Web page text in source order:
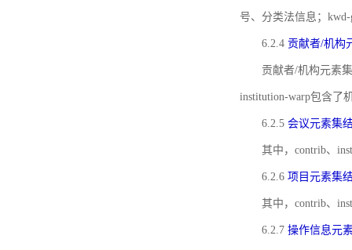
号、分类法信息；
6.2.4 贡献者/机构
贡献者/机构元素
institution-warp包含了
6.2.5 会议元素集
其中，contrib、
6.2.6 项目元素集
其中，contrib、
6.2.7 操作信息元